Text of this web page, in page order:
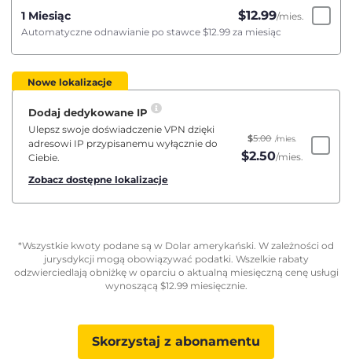
1 Miesiąc $12.99/mies.
Automatyczne odnawianie po stawce $12.99 za miesiąc
Nowe lokalizacje
Dodaj dedykowane IP
Ulepsz swoje doświadczenie VPN dzięki
adresowi IP przypisanemu wyłącznie do
Ciebie.
Zobacz dostępne lokalizacje
$5.00 /mies.
$2.50/mies.
*Wszystkie kwoty podane są w Dolar amerykański. W zależności od
jurysdykcji mogą obowiązywać podatki. Wszelkie rabaty
odzwierciedlają obniżkę w oparciu o aktualną miesięczną cenę usługi
wynoszącą $12.99miesięcznie.
Skorzystaj z abonamentu